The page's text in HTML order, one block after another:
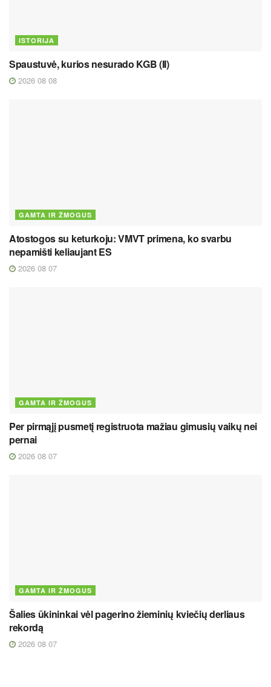
ISTORIJA
Spaustuvė, kurios nesurado KGB (II)
2026 08 08
GAMTA IR ŽMOGUS
Atostogos su keturkoju: VMVT primena, ko svarbu
nepamišti keliaujant ES
2026 08 07
GAMTA IR ŽMOGUS
Per pirmąjį pusmetį registruota mažiau gimusių vaikų nei
pernai
2026 08 07
GAMTA IR ŽMOGUS
Šalies ūkininkai vėl pagerino žieminių kviečių derliaus
rekordą
2026 08 07